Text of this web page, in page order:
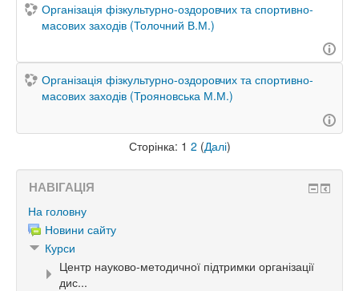
Організація фізкультурно-оздоровчих та спортивно-
масових заходів (Толочний В.М.)
Організація фізкультурно-оздоровчих та спортивно-
масових заходів (Трояновська М.М.)
Сторінка: 1 2 (Далі)
НАВІГАЦІЯ
На головну
Новини сайту
Курси
Центр науково-методичної підтримки організації
дис...